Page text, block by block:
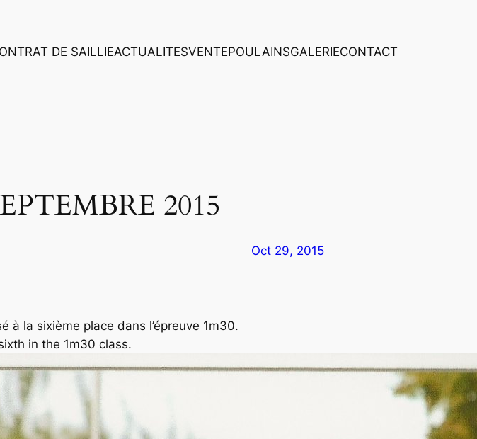
DE SAILLIEACTUALITESVENTEPOULAINSGALERIECONTACT
2015
Oct 29, 2015
à la sixième place dans l’épreuve 1m30.
in the 1m30 class.